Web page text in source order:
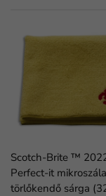
Scotch-Brite ™
Perfect-it
törlőkendő sárga